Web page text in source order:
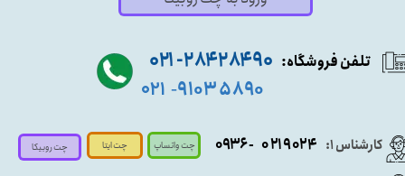
کارشناس ۱: ۰۲۱۹۰۲۴ - ۰۹۳۶
تلفن فروشگاه: ۹۰ ۲۸۴ ۲۸۴- ۰۲۱
۵۸۹۰ ۹۱۰۳ -۰۲۱
چت واتساپ چت ایتا چت روبیکا